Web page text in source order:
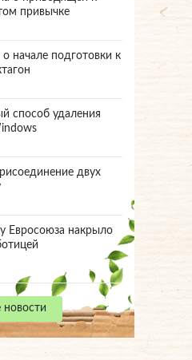
привычке
о начале подготовки к
способ удаления
двух
Евросоюза накрыло
новости